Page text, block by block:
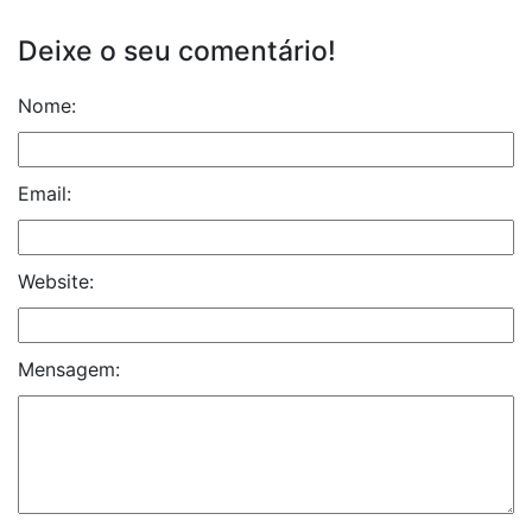
Deixe o seu comentário!
Nome:
Email:
Website:
Mensagem: